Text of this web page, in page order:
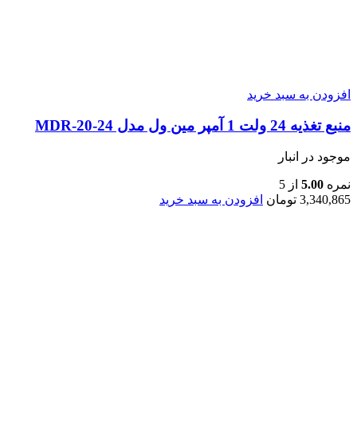
افزودن به سبد خرید
منبع تغذیه 24 ولت 1 آمپر مین ول مدل MDR-20-24
موجود در انبار
نمره 5.00 از 5
3,340,865 تومان افزودن به سبد خرید